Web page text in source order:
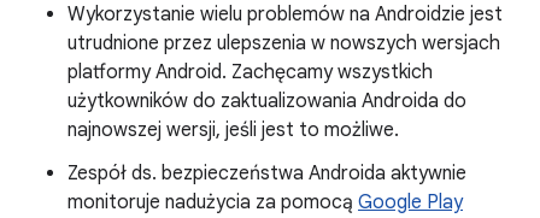
Wykorzystanie wielu problemów na Androidzie jest
utrudnione przez ulepszenia w nowszych wersjach
platformy Android. Zachęcamy wszystkich
użytkowników do zaktualizowania Androida do
najnowszej wersji, jeśli jest to możliwe.
Zespół ds. bezpieczeństwa Androida aktywnie
monitoruje nadużycia za pomocą Google Play